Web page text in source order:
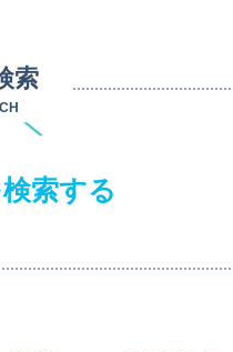
索
索する